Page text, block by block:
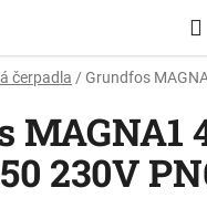
čerpadla / Grundfos
MAGNA1
230V